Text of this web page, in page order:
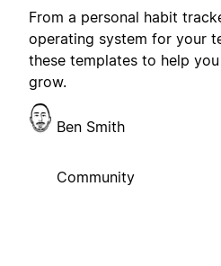
From a personal habit
operating system for your
these templates to help
grow.
Ben Smith
Community